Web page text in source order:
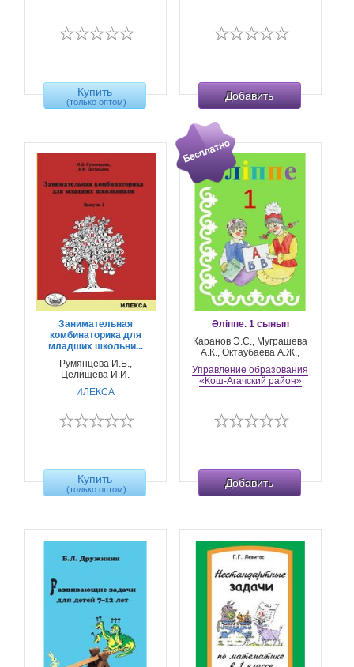
Купить
(только оптом) Добавить
Занимательная
комбинаторика для
младших школьни...
Румянцева И.Б.,
Целищева И.И.
ИЛЕКСА
Купить
(только оптом)
Әліппе. 1 сынып
Каранов Э.С., Муграшева
А.К., Октаубаева А.Ж.,
Управление образования
«Кош-Агачский район»
Добавить